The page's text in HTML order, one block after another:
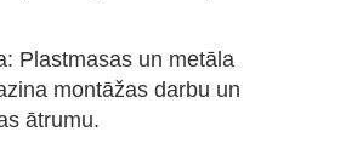
Plastmasas un metāla
montāžas darbu un
ātrumu.